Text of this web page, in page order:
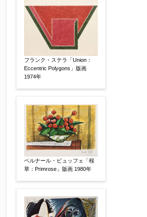
フランク・ステラ「Union：
Eccentric Polygons」版画
1974年
ベルナール・ビュッフェ「桜
草：Primrose」版画 1980年